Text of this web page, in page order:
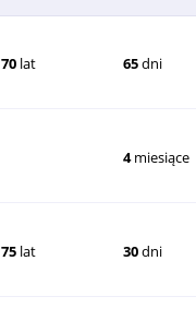
70lat 65dni
4miesiące
75lat 30dni